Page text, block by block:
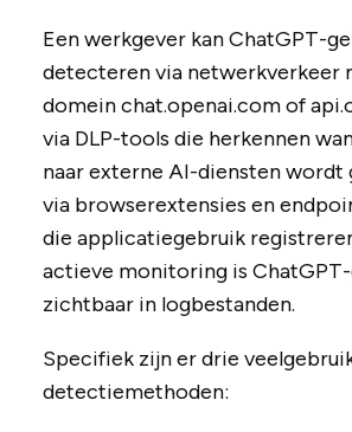
Een werkgever kan ChatGPT-
detecteren via netwerkverkeer
domein chat.openai.com of
via DLP-tools die herkennen
naar externe AI-diensten wordt
via browserextensies en
die applicatiegebruik
actieve monitoring is
zichtbaar in logbestanden.
Specifiek zijn er drie
detectiemethoden: